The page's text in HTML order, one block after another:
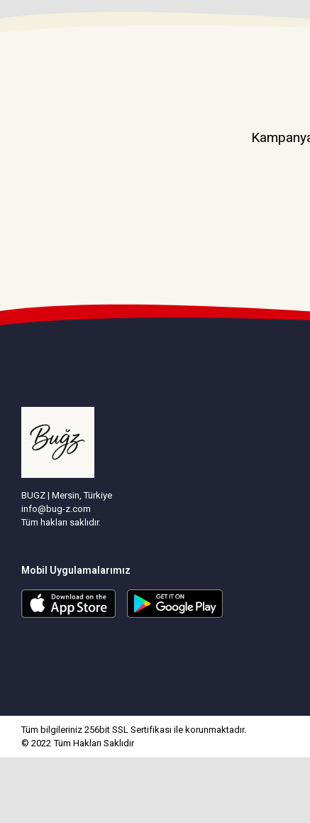
BUGZ | Mersin, Türkiye
info@bug-z.com
Tüm hakları saklıdır.
Mobil Uygulamalarımız
Tüm bilgileriniz 256bit SSL Sertifikası ile korunmaktadır.
© 2022Tüm Hakları Saklıdır